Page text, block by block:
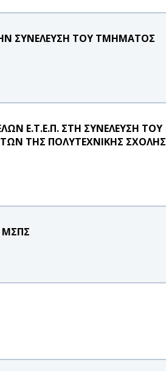
ΣΥΝΕΛΕΥΣΗ ΤΟΥ ΤΜΗΜΑΤΟΣ
Ε.Τ.Ε.Π. ΣΤΗ ΣΥΝΕΛΕΥΣΗ ΤΟΥ
ΤΗΣ ΠΟΛΥΤΕΧΝΙΚΗΣ ΣΧΟΛΗΣ
ΜΣΠΣ